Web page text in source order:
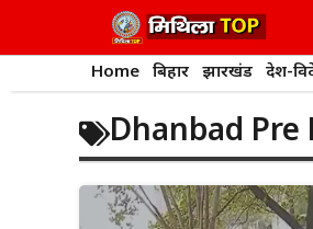
Home बिहार झारखंड देश-
Dhanbad Pre